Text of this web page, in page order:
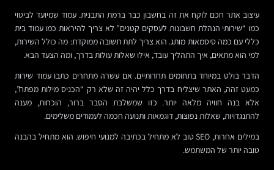
עיצוב אתר חכם לוקח את זה בחשבון כבר ברמת התבנית. עמוד שמיועד לביטוי
כמו “שירותי הנהלת חשבונות לעסקים קטנים” לא צריך להיראות כמו עמוד בית
כללי עם כמה סיסמאות מותג. הוא צריך לתת תשובה ממוקדת: מה כולל השירות,
למי הוא מתאים, איך התהליך עובד, אילו שאלות עולות בדרך, ומה הצעד הבא.
הדבר בולט במיוחד בתחומים תחרותיים. אם עשרה מתחרים כתבו עמוד שירות
כמעט זהה, האתר שיצליח בדרך כלל יהיה זה שלא רק “הכניס מילות מפתח”,
אלא בנה חוויה מלאה יותר. כזו שמשלבת הסבר ברור, הוכחות, מענה
להתנגדויות, שאלות נפוצות, דוגמאות ותנועה חכמה לעמודים משלימים.
במילים אחרות, SEO טוב לא מתחיל בכתיבה למנועי חיפוש. הוא מתחיל בהבנה
טובה יותר של המשתמש.